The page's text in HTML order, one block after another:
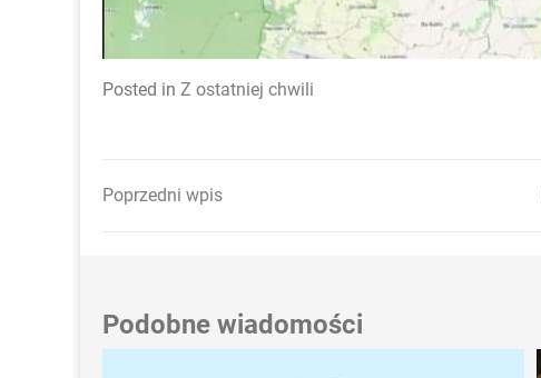
Posted in Z ostatniej chwili
Nawigacja
Poprzedni wpis
Podobne wiadomości